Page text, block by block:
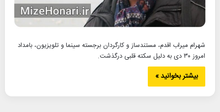
شهرام میراب اقدم، مستندساز و کارگردان برجسته سینما و تلویزیون، بامداد
امروز ۳۰ دی به دلیل سکته قلبی درگذشت.
بیشتر بخوانید »